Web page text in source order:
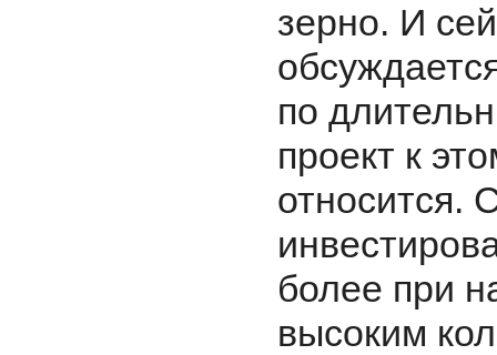
зерно. И
по
проект к
относится.
более при
высоким